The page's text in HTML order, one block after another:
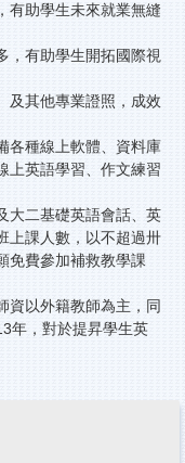
有助學生未來就業無縫
，有助學生開拓國際視
及其他專業證照，成效
各種線上軟體、資料庫
上英語學習、作文練習
大二基礎英語會話、英
上課人數，以不超過卅
免費參加補救教學課
資以外籍教師為主，同
年，對於提昇學生英